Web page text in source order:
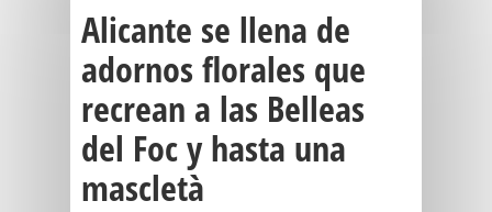
Alicante se llena de
adornos florales que
recrean a las Belleas
del Foc y hasta una
mascletà